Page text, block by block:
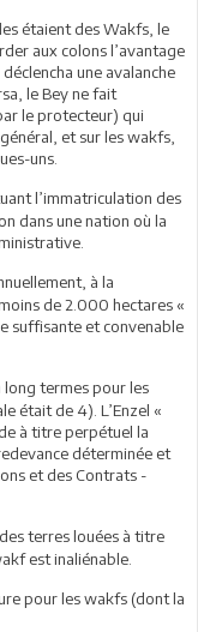
étaient des Wakfs, le
aux colons l’avantage
une avalanche
le Bey ne fait
le protecteur) qui
et sur les wakfs,
uns.
l’immatriculation des
dans une nation où la
à la
de 2.000 hectares «
suffisante et convenable
long termes pour les
était de 4). L’Enzel «
à titre perpétuel la
déterminée et
et des Contrats -
terres louées à titre
est inaliénable.
pour les wakfs (dont la